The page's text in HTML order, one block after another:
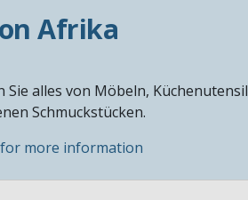
Afrika
Sie alles von Möbeln,
Schmuckstücken.
more information